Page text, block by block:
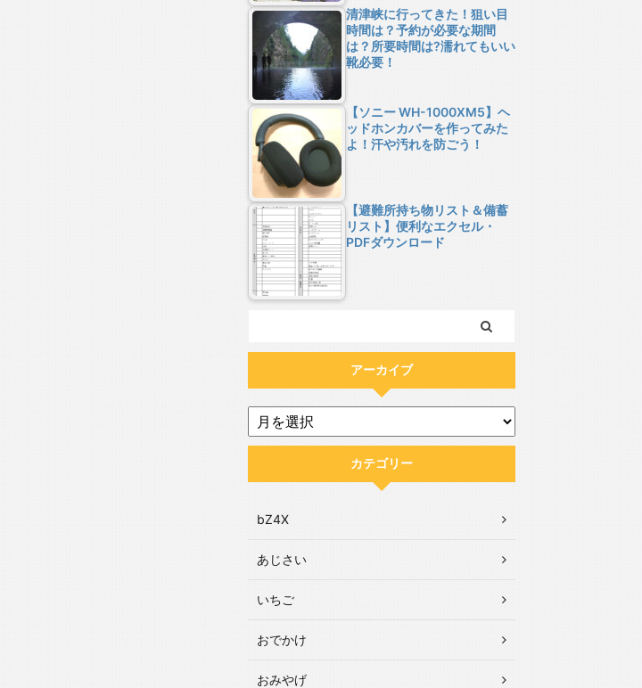
清津峡に行ってきた！狙い目
時間は？予約が必要な期間
は？所要時間は?濡れてもいい
靴必要！
【ソニー WH-1000XM5】ヘ
ッドホンカバーを作ってみた
よ！汗や汚れを防ごう！
【避難所持ち物リスト＆備蓄
リスト】便利なエクセル・
PDFダウンロード
アーカイブ
カテゴリー
bZ4X
あじさい
いちご
おでかけ
おみやげ